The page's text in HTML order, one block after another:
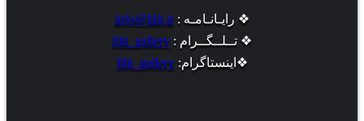
❖ رایـانـامـه : info@lilit.ir
❖ تــلــگــرام : lilit_gallery
❖اینستاگرام: lilit_gallery